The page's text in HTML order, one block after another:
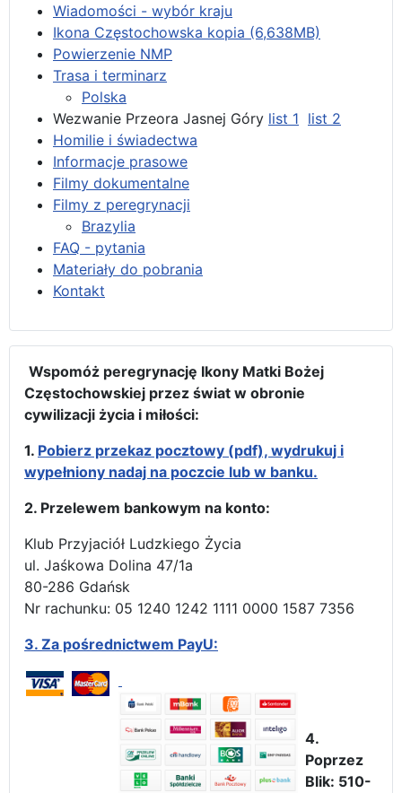
Wiadomości - wybór kraju
Ikona Częstochowska kopia (6,638MB)
Powierzenie NMP
Trasa i terminarz
Polska
Wezwanie Przeora Jasnej Góry list 1 list 2
Homilie i świadectwa
Informacje prasowe
Filmy dokumentalne
Filmy z peregrynacji
Brazylia
FAQ - pytania
Materiały do pobrania
Kontakt
Wspomóż peregrynację Ikony Matki Bożej
Częstochowskiej przez świat w obronie
cywilizacji życia i miłości:
1. Pobierz przekaz pocztowy (pdf), wydrukuj i
wypełniony nadaj na poczcie lub w banku.
2. Przelewem bankowym na konto:
Klub Przyjaciół Ludzkiego Życia
ul. Jaśkowa Dolina 47/1a
80-286 Gdańsk
Nr rachunku: 05 1240 1242 1111 0000 1587 7356
3. Za pośrednictwem PayU:
4.
Poprzez
Blik: 510-